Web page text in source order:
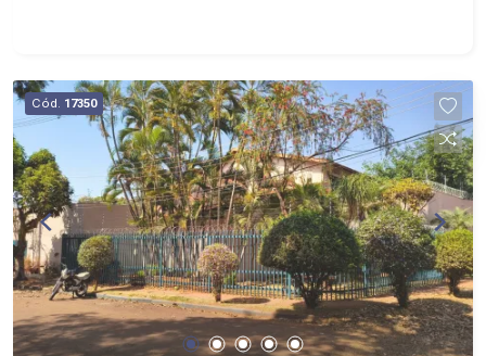
Cód. 17350